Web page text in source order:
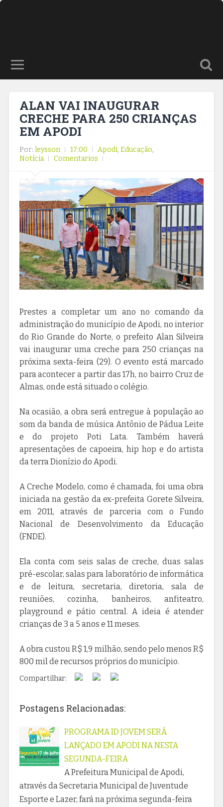
ALAN VAI INAUGURAR
CRECHE PARA 250 CRIANÇAS
EM APODI
Por: leysson 17:00 Apodi, Educação,
Notícia
Comentarios
Prestes a completar um ano no comando da
administração do município de Apodi, no interior
do Rio Grande do Norte, o prefeito Alan Silveira
vai inaugurar uma creche para 250 crianças na
próxima sexta-feira (29). O evento está marcado
para acontecer a partir das 17h, no bairro Cruz de
Almas, onde está situado o colégio.
Na ocasião, a obra será entregue à população ao
som da banda de música Antônio de Pádua Leite
e do projeto Poti Lata. Também haverá
apresentações de capoeira, hip hop e do artista
da terra Dionízio do Apodi.
A Creche Modelo, como é chamada, foi uma obra
iniciada na gestão da ex-prefeita Gorete Silveira,
em 2011, através de parceria com o Fundo
Nacional de Desenvolvimento da Educação
(FNDE).
Ela conta com seis salas de creche, duas salas
pré-escolar, salas para laboratório de informática
e de leitura, secretaria, diretoria, sala de
reuniões, cozinha, banheiros, anfiteatro,
playground e pátio central. A ideia é atender
crianças de 3 a 5 anos e 11 meses.
A obra custou R$ 1,9 milhão, sendo pelo menos R$
800 mil de recursos próprios do município.
Compartilhar:
Postagens Relacionadas:
PROGRAMA ID JOVEM SERÁ
LANÇADO EM APODI NA NESTA
SEGUNDA-FEIRA
A Prefeitura Municipal de Apodi,
através da Secretaria Municipal de Juventude
Esporte e Lazer, fará na próxima segunda-feira